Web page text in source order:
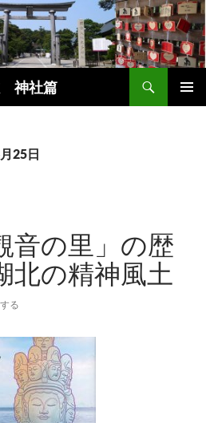
神社篇
25日
音の里」の歴
の精神風土
る